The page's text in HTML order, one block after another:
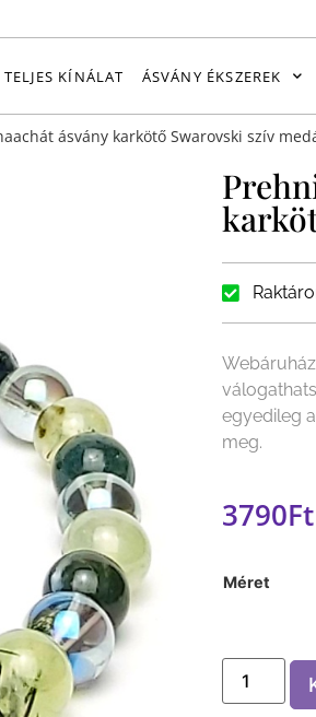
TELJES KÍNÁLAT ÁSVÁNY ÉKSZEREK
ásvány karkötő Swarovski szív
egyedileg
meg.
3790Ft
Méret